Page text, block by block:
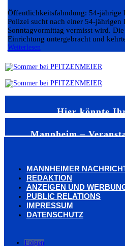
Öffentlichkeitsfahndung: 54-jährige
Polizei sucht nach einer 54-jährigen
Sonntagvormittag vermisst wird.
Einrichtung untergebracht und
Weiterlesen
Hier könnte
Mannheim –
MANNHEIMER
REDAKTION
ANZEIGEN UND
PUBLIC RELATIONS
IMPRESSUM
DATENSCHUTZ
Folgen